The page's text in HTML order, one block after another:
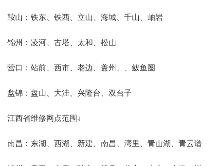
鞍山：铁东、铁西、立山、海城、千山、岫岩
锦州：凌河、古塔、太和、松山
营口：站前、西市、老边、盖州、、鲅鱼圈
盘锦：盘山、大洼、兴隆台、双台子
江西省维修网点范围↓
南昌：东湖、西湖、新建、南昌、湾里、青山湖、青云谱